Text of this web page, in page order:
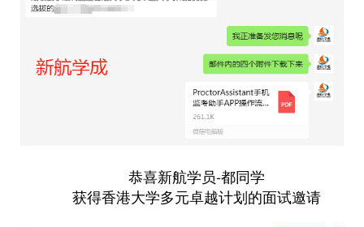
恭喜新航学员-都同学
获得香港大学多元卓越计划的面试邀请